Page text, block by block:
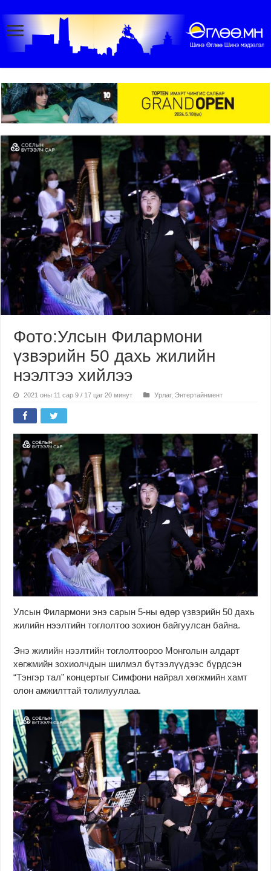
Фото:Улсын Филармони
үзвэрийн 50 дахь жилийн
нээлтээ хийлээ
2021 оны 11 сар 9 / 17 цаг 20 минут Урлаг, Энтертайнмент
Улсын Филармони энэ сарын 5-ны өдөр үзвэрийн 50 дахь
жилийн нээлтийн тоглолтоо зохион байгуулсан байна.
Энэ жилийн нээлтийн тоглолтоороо Монголын алдарт
хөгжмийн зохиолчдын шилмэл бүтээлүүдээс бүрдсэн
“Тэнгэр тал” концертыг Симфони найрал хөгжмийн хамт
олон амжилттай толилууллаа.